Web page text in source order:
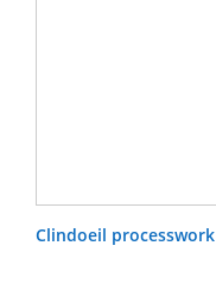
Clindoeil processwork